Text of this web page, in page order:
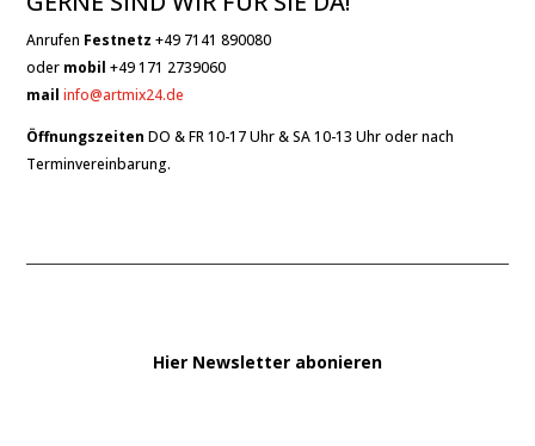
Anrufen Festnetz +49 7141 890080
oder mobil +49 171 2739060
mailinfo@artmix24.de
Öffnungszeiten DO & FR 10-17 Uhr & SA 10-13 Uhr oder nach
Terminvereinbarung.
Hier Newsletter abonieren